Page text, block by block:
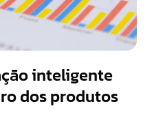
inteligente
dos produtos